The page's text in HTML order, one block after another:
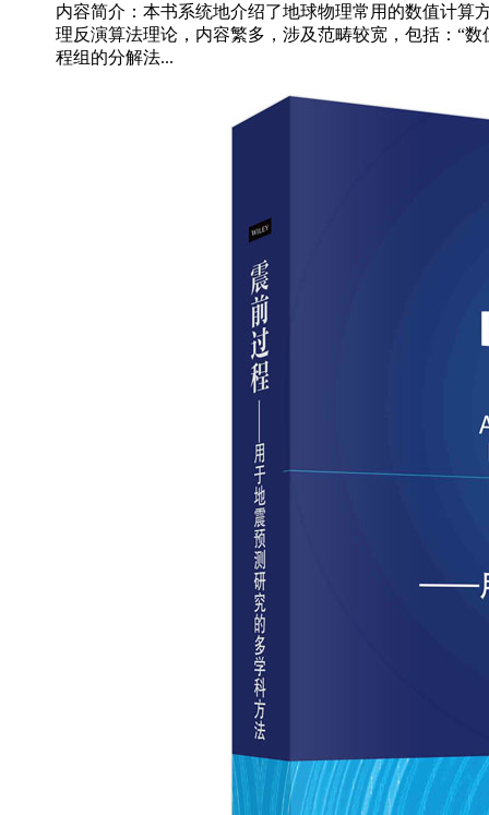
内容简介：本书系统地介绍了地球物理常用的数值计算
理反演算法理论，内容繁多，涉及范畴较宽，包括：“数
程组的分解法...